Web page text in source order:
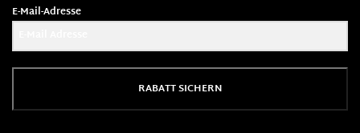
E-Mail-Adresse
RABATT SICHERN